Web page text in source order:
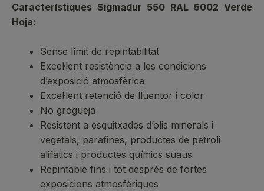
Característiques Sigmadur 550 RAL 6002 Verde
Hoja:
Sense límit de repintabilitat
Excel·lent resistència a les condicions
d’exposició atmosfèrica
Excel·lent retenció de lluentor i color
No grogueja
Resistent a esquitxades d’olis minerals i
vegetals, parafines, productes de petroli
alifàtics i productes químics suaus
Repintable fins i tot després de fortes
exposicions atmosfèriques